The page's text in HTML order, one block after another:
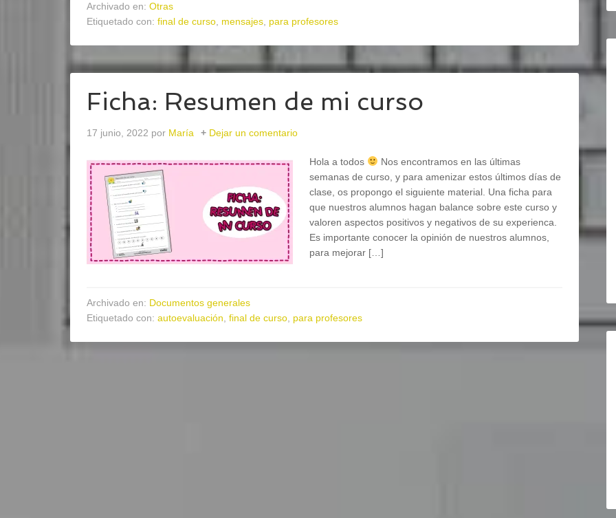
Archivado en: Otras
Etiquetado con: final de curso mensajes para profesores
Ficha: Resumen de mi curso
17 junio, 2022 por María Dejar un comentario
Hola a todos
Nos encontramos en las últimas
semanas de curso, y para amenizar estos últimos días de
clase, os propongo el siguiente material. Una ficha para
que nuestros alumnos hagan balance sobre este curso y
valoren aspectos positivos y negativos de su experienca.
Es importante conocer la opinión de nuestros alumnos,
para mejorar […]
Archivado en: Documentos generales
Etiquetado con: autoevaluación final de curso para profesores